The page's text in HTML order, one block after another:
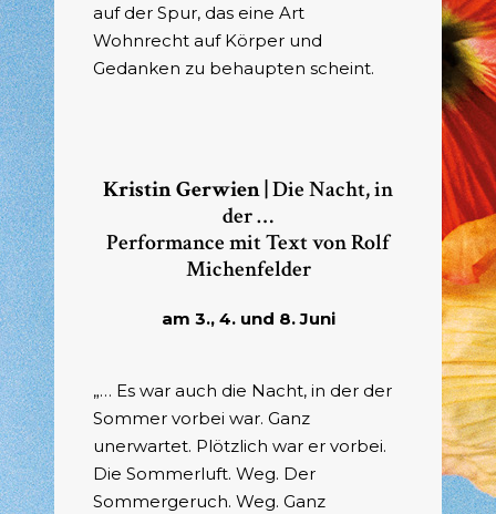
auf der Spur, das eine Art
Wohnrecht auf Körper und
Gedanken zu behaupten scheint.
Kristin Gerwien |Die Nacht, in
der …
Performance mit Text von Rolf
Michenfelder
am 3., 4. und 8. Juni
„… Es war auch die Nacht, in der der
Sommer vorbei war. Ganz
unerwartet. Plötzlich war er vorbei.
Die Sommerluft. Weg. Der
Sommergeruch. Weg. Ganz